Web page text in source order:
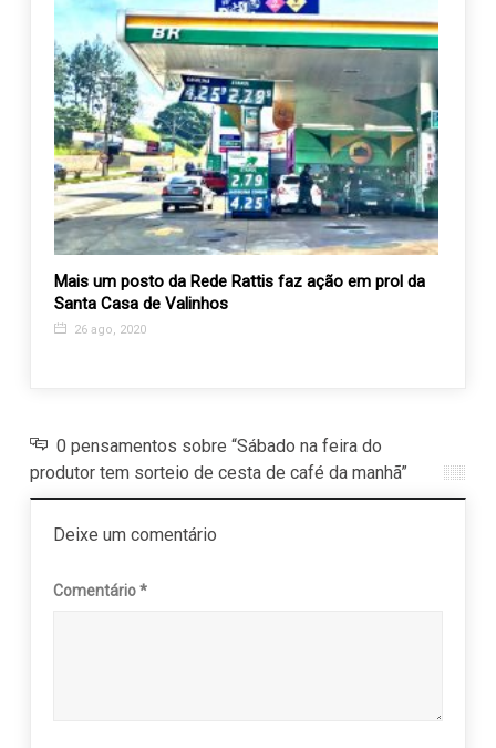
Mais um posto da Rede Rattis faz ação em prol da
Santa Casa de Valinhos
26 ago, 2020
0 pensamentos sobre “Sábado na feira do
produtor tem sorteio de cesta de café da manhã”
Deixe um comentário
Comentário*